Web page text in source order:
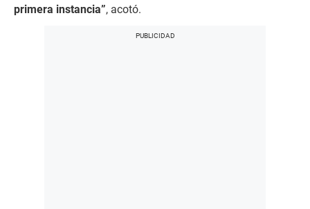
primera instancia”, acotó.